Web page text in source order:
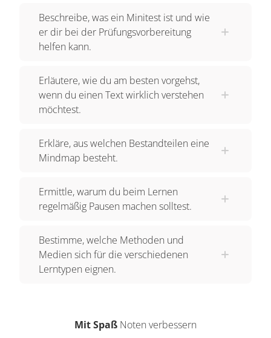
Beschreibe, was ein Minitest ist und wie
er dir bei der Prüfungsvorbereitung
helfen kann.
Erläutere, wie du am besten vorgehst,
wenn du einen Text wirklich verstehen
möchtest.
Erkläre, aus welchen Bestandteilen eine
Mindmap besteht.
Ermittle, warum du beim Lernen
regelmäßig Pausen machen solltest.
Bestimme, welche Methoden und
Medien sich für die verschiedenen
Lerntypen eignen.
Mit Spaß Noten verbessern